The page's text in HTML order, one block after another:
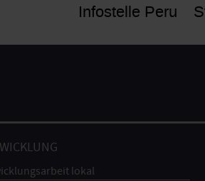
Infostelle Peru
lokal